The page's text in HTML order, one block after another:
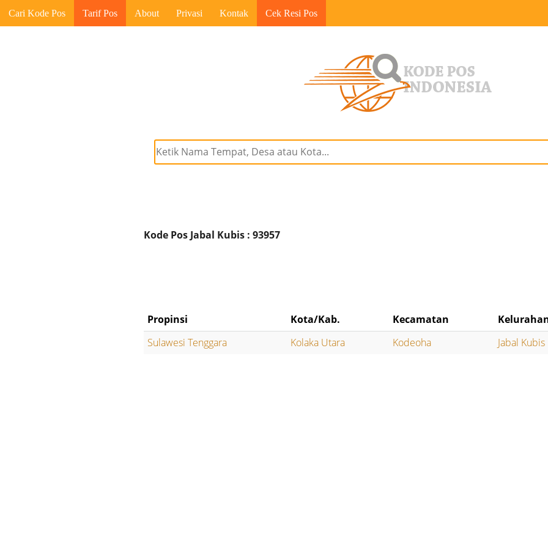
Cari Kode Pos Tarif Pos About Privasi Kontak Cek Resi Pos
Kode Pos Jabal Kubis : 93957
Propinsi Kota/Kab. Kecamatan
Sulawesi Tenggara
Kolaka Utara Kodeoha Jabal Kubis